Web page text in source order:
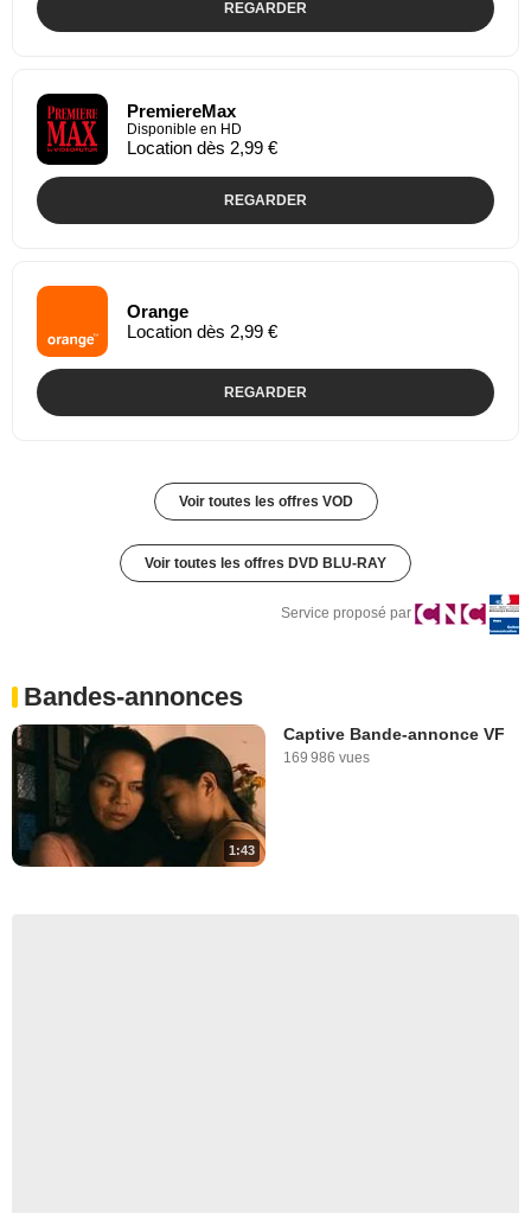
REGARDER
PremiereMax
Disponible en HD
Location dès 2,99 €
REGARDER
Orange
Location dès 2,99 €
REGARDER
Voir toutes les offres VOD
Voir toutes les offres DVD BLU-RAY
Service proposé par
Bandes-annonces
1:43
Captive Bande-annonce VF
169 986 vues